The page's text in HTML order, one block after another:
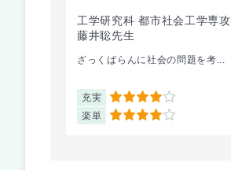
工学研究科 都市社会工学専攻
藤井聡先生
ざっくばらんに社会の問題を考...
充実 4
楽単 4